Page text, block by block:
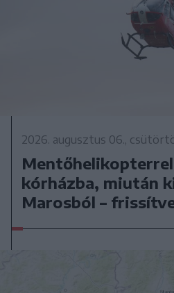
2026. augusztus 06.,
kórházba, miután
Marosból –